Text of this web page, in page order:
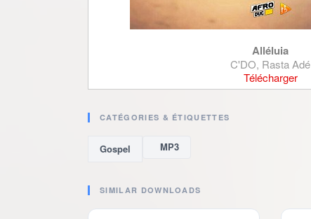
Alléluia
C'DO, Rasta Adé
Télécharger
CATÉGORIES & ÉTIQUETTES
Gospel MP3
SIMILAR DOWNLOADS